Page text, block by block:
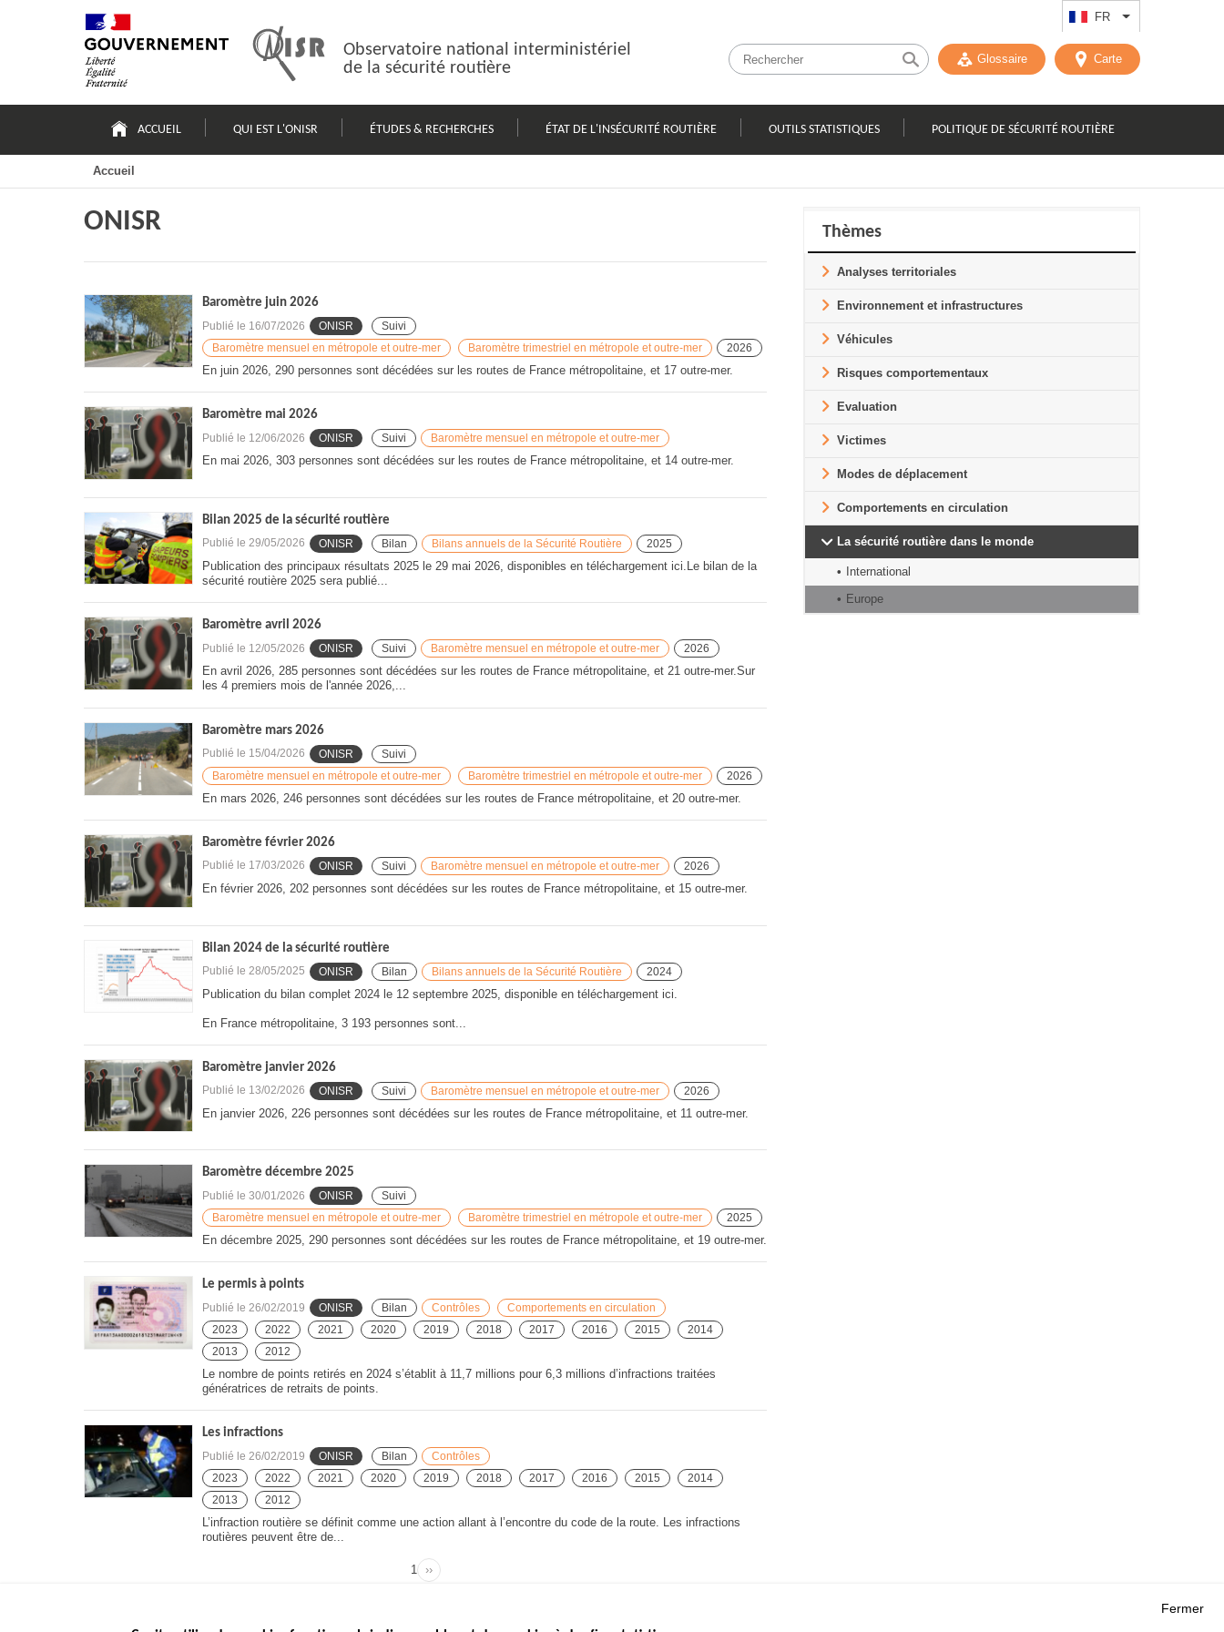
FR Lister les actions
Observatoire national interministériel
de la sécurité routière
Glossaire Carte
principale
ACCUEIL QUI EST L'ONISR ÉTUDES & RECHERCHES ÉTAT DE L'INSÉCURITÉ ROUTIÈRE OUTILS STATISTIQUES POLITIQUE DE SÉCURITÉ ROUTIÈRE
Accueil
ONISR
Baromètre juin 2026
Publié le 16/07/2026 ONISR
Suivi
Baromètre mensuel en métropole et outre-mer
Baromètre trimestriel en métropole et outre-mer 2026
En juin 2026, 290 personnes sont décédées sur les routes de France métropolitaine, et 17 outre-mer.
Baromètre mai 2026
Publié le 12/06/2026 ONISR Suivi Baromètre mensuel en métropole et outre-mer
En mai 2026, 303 personnes sont décédées sur les routes de France métropolitaine, et 14 outre-mer.
Bilan 2025 de la sécurité routière
Publié le 29/05/2026 ONISR Bilan Bilans annuels de la Sécurité Routière 2025
Publication des principaux résultats 2025 le 29 mai 2026, disponibles en téléchargement ici.Le bilan de la
sécurité routière 2025 sera publié...
Baromètre avril 2026
Publié le 12/05/2026 ONISR Suivi Baromètre mensuel en métropole et outre-mer 2026
En avril 2026, 285 personnes sont décédées sur les routes de France métropolitaine, et 21 outre-mer.Sur
les 4 premiers mois de l'année 2026,...
Baromètre mars 2026
Publié le 15/04/2026 ONISR
Suivi
Baromètre mensuel en métropole et outre-mer
Baromètre trimestriel en métropole et outre-mer 2026
En mars 2026, 246 personnes sont décédées sur les routes de France métropolitaine, et 20 outre-mer.
Baromètre février 2026
Publié le 17/03/2026 ONISR Suivi Baromètre mensuel en métropole et outre-mer 2026
En février 2026, 202 personnes sont décédées sur les routes de France métropolitaine, et 15 outre-mer.
Bilan 2024 de la sécurité routière
Publié le 28/05/2025 ONISR Bilan Bilans annuels de la Sécurité Routière 2024
Publication du bilan complet 2024 le 12 septembre 2025, disponible en téléchargement ici.
En France métropolitaine, 3 193 personnes sont...
Baromètre janvier 2026
Publié le 13/02/2026 ONISR Suivi Baromètre mensuel en métropole et outre-mer 2026
En janvier 2026, 226 personnes sont décédées sur les routes de France métropolitaine, et 11 outre-mer.
Baromètre décembre 2025
Publié le 30/01/2026 ONISR
Suivi
Baromètre mensuel en métropole et outre-mer
Baromètre trimestriel en métropole et outre-mer 2025
En décembre 2025, 290 personnes sont décédées sur les routes de France métropolitaine, et 19 outre-mer.
Le permis à points
Publié le 26/02/2019 ONISR Bilan Contrôles
Comportements en circulation
2023
2022 2021 2020 2019 2018 2017 2016 2015
2014
2013
2012
Le nombre de points retirés en 2024 s’établit à 11,7 millions pour 6,3 millions d’infractions traitées
génératrices de retraits de points.
Les infractions
Publié le 26/02/2019 ONISR Bilan
Contrôles
2023
2022 2021 2020 2019 2018 2017 2016 2015
2014
2013
2012
L’infraction routière se définit comme une action allant à l’encontre du code de la route. Les infractions
routières peuvent être de...
Pagination
Page
1
Page
››
Thèmes
Analyses territoriales
Environnement et infrastructures
Véhicules
Risques comportementaux
Evaluation
Victimes
Modes de déplacement
Comportements en circulation
La sécurité routière dans le monde
International
Europe
Fermer